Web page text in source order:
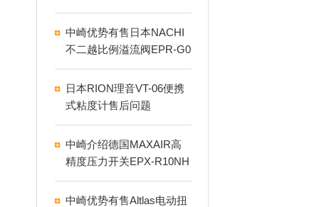
中崎优势有售日本NACHI
不二越比例溢流阀EPR-G0
1-3-0011-12
日本RION理音VT-06便携
式粘度计售后问题
中崎介绍德国MAXAIR高
精度压力开关EPX-R10NH
R1-8M-KA
中崎优势有售Altlas电动扭